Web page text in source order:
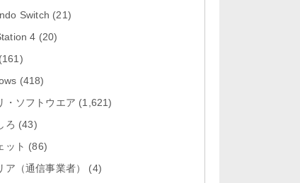
「X 12.14」iOS向け最新版をリリ
「LINE 26.3.1」Mac向け最新版を
「YouTube 21.31.3」iOS向け最新
Switch (21)
4 (20)
(161)
(418)
・ソフトウエア (1,621)
ろ (43)
ット (86)
ア（通信事業者）
(4)